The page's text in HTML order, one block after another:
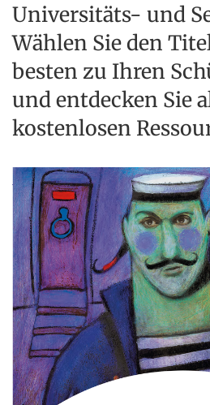
Universitäts- und
Wählen Sie den
besten zu Ihren
und entdecken Sie
kostenlosen